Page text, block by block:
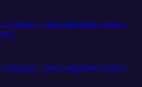
u Skorpiji - kako ovaj položaj oblikuje
u Skorpiji - kako ovaj položaj oblikuje